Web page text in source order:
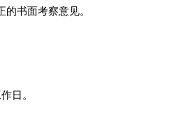
书面考察意见。
日。